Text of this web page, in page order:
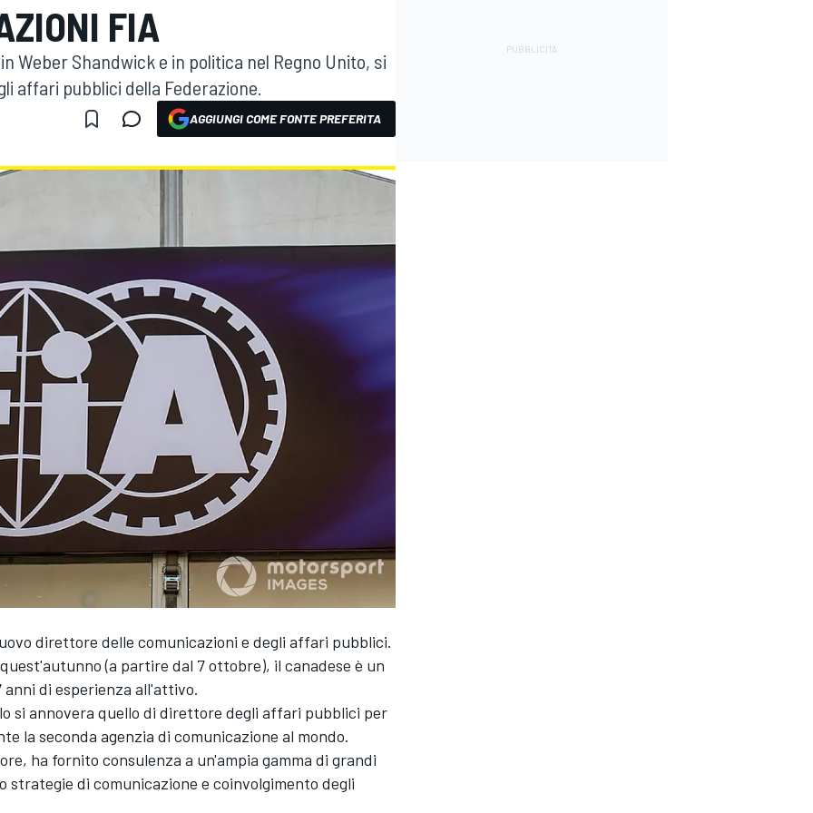
FIA
Weber Shandwick e in politica nel Regno Unito, si
affari pubblici della Federazione.
AGGIUNGI COME FONTE PREFERITA
direttore delle comunicazioni e degli affari pubblici.
(a partire dal 7 ottobre), il canadese è un
di esperienza all'attivo.
si annovera quello di direttore degli affari pubblici per
la seconda agenzia di comunicazione al mondo.
ha fornito consulenza a un'ampia gamma di grandi
strategie di comunicazione e coinvolgimento degli